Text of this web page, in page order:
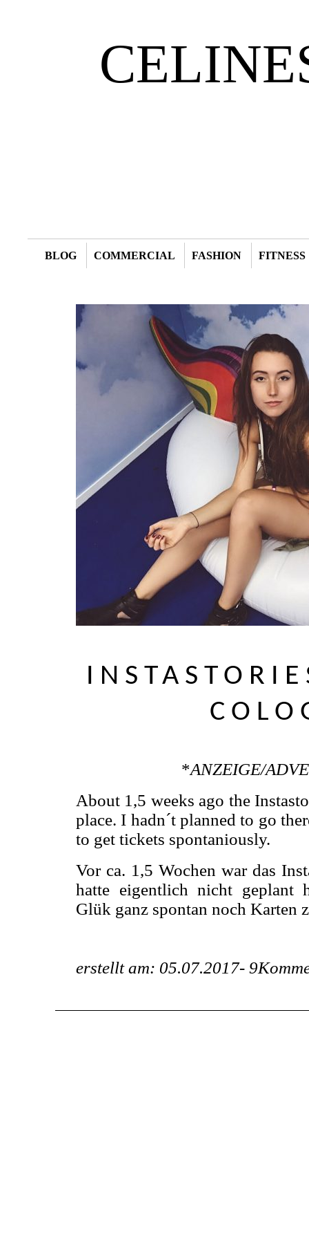
BLOG COMMERCIAL FASHION FITNESS
*ANZEIGE/
About 1,5 weeks ago the
place. I hadn´t planned to go
to get tickets spontaniously.
Vor ca. 1,5 Wochen war das
hatte eigentlich nicht geplant
Glük ganz spontan noch Karten
erstellt am: 05.07.2017-